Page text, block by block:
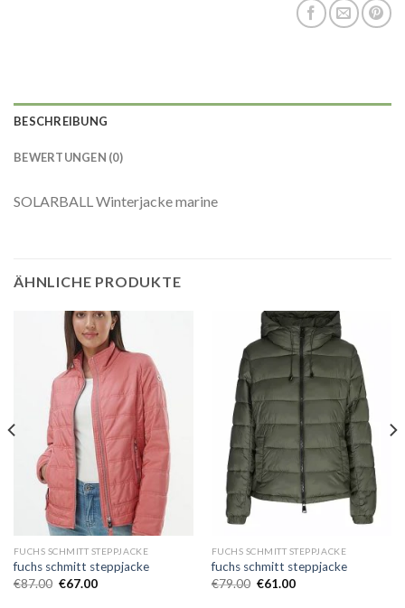
BESCHREIBUNG
BEWERTUNGEN (0)
SOLARBALL Winterjacke marine
ÄHNLICHE PRODUKTE
FUCHS SCHMITT STEPPJACKE
fuchs schmitt steppjacke
€87.00 €67.00
FUCHS SCHMITT STEPPJACKE
fuchs schmitt steppjacke
€79.00 €61.00